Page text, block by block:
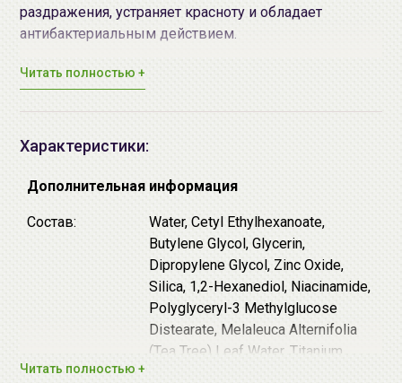
раздражения, устраняет красноту и обладает
антибактериальным действием.
Основные действующие компоненты:
коллагеновых волокон, увеличивает плотность
регенерации клеток, регулирует гидролипидный
помогает убирать рубцы и пигментные пятна.
Выравнивает цвет лица, борется с куперозом.
Экстракт чайного дерева - успокаивает кожу и
обладает антисептическим действием,
контролирует выработку кожного сала,
восстанавливает водно-жировой баланс,
помогает в борьбе с воспалениями, акне и
другими несовершенствами кожи.
Читать полностью +
Характеристики:
Дополнительная информация
Состав:
Water, Cetyl Ethylhexanoate,
Butylene Glycol, Glycerin,
Dipropylene Glycol, Zinc Oxide,
Silica, 1,2-Hexanediol, Niacinamide,
Polyglyceryl-3 Methylglucose
Distearate, Melaleuca Alternifolia
(Tea Tree) Leaf Water, Titanium
Читать полностью +